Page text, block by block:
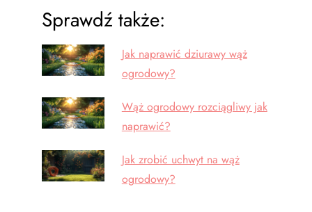
Sprawdź także:
Jak naprawić dziurawy wąż
ogrodowy?
Wąż ogrodowy rozciągliwy jak
naprawić?
Jak zrobić uchwyt na wąż
ogrodowy?